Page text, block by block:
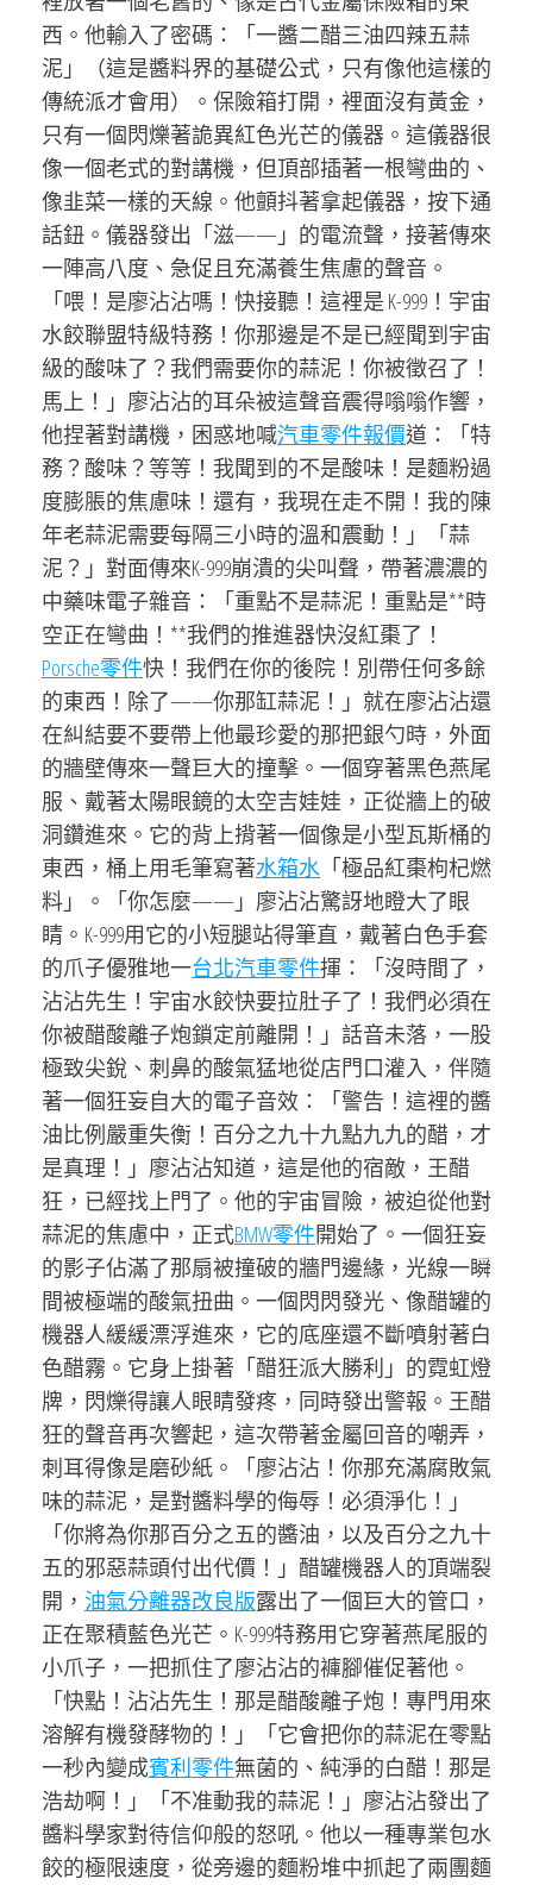
西。他輸入了密碼：「一醬二醋三油四辣五蒜
泥」（這是醬料界的基礎公式，只有像他這樣的
傳統派才會用）。保險箱打開，裡面沒有黃金，
只有一個閃爍著詭異紅色光芒的儀器。這儀器很
像一個老式的對講機，但頂部插著一根彎曲的、
像韭菜一樣的天線。他顫抖著拿起儀器，按下通
話鈕。儀器發出「滋——」的電流聲，接著傳來
一陣高八度、急促且充滿養生焦慮的聲音。
「喂！是廖沾沾嗎！快接聽！這裡是 K-999！宇宙
水餃聯盟特級特務！你那邊是不是已經聞到宇宙
級的酸味了？我們需要你的蒜泥！你被徵召了！
馬上！」廖沾沾的耳朵被這聲音震得嗡嗡作響，
他捏著對講機，困惑地喊汽車零件報價道：「特
務？酸味？等等！我聞到的不是酸味！是麵粉過
度膨脹的焦慮味！還有，我現在走不開！我的陳
年老蒜泥需要每隔三小時的溫和震動！」「蒜
泥？」對面傳來K-999崩潰的尖叫聲，帶著濃濃的
中藥味電子雜音：「重點不是蒜泥！重點是**時
空正在彎曲！**我們的推進器快沒紅棗了！
Porsche零件快！我們在你的後院！別帶任何多餘
的東西！除了——你那缸蒜泥！」就在廖沾沾還
在糾結要不要帶上他最珍愛的那把銀勺時，外面
的牆壁傳來一聲巨大的撞擊。一個穿著黑色燕尾
服、戴著太陽眼鏡的太空吉娃娃，正從牆上的破
洞鑽進來。它的背上揹著一個像是小型瓦斯桶的
東西，桶上用毛筆寫著水箱水 「極品紅棗枸杞燃
料」。「你怎麼——」廖沾沾驚訝地瞪大了眼
睛。K-999用它的小短腿站得筆直，戴著白色手套
的爪子優雅地一台北汽車零件揮：「沒時間了，
沾沾先生！宇宙水餃快要拉肚子了！我們必須在
你被醋酸離子炮鎖定前離開！」話音未落，一股
極致尖銳、刺鼻的酸氣猛地從店門口灌入，伴隨
著一個狂妄自大的電子音效：「警告！這裡的醬
油比例嚴重失衡！百分之九十九點九九的醋，才
是真理！」廖沾沾知道，這是他的宿敵，王醋
狂，已經找上門了。他的宇宙冒險，被迫從他對
蒜泥的焦慮中，正式BMW零件開始了。一個狂妄
的影子佔滿了那扇被撞破的牆門邊緣，光線一瞬
間被極端的酸氣扭曲。一個閃閃發光、像醋罐的
機器人緩緩漂浮進來，它的底座還不斷噴射著白
色醋霧。它身上掛著「醋狂派大勝利」的霓虹燈
牌，閃爍得讓人眼睛發疼，同時發出警報。王醋
狂的聲音再次響起，這次帶著金屬回音的嘲弄，
刺耳得像是磨砂紙。「廖沾沾！你那充滿腐敗氣
味的蒜泥，是對醬料學的侮辱！必須淨化！」
「你將為你那百分之五的醬油，以及百分之九十
五的邪惡蒜頭付出代價！」醋罐機器人的頂端裂
開， 油氣分離器改良版露出了一個巨大的管口，
正在聚積藍色光芒。K-999特務用它穿著燕尾服的
小爪子，一把抓住了廖沾沾的褲腳催促著他。
「快點！沾沾先生！那是醋酸離子炮！專門用來
溶解有機發酵物的！」「它會把你的蒜泥在零點
一秒內變成賓利零件無菌的、純淨的白醋！那是
浩劫啊！」「不准動我的蒜泥！」廖沾沾發出了
醬料學家對待信仰般的怒吼。他以一種專業包水
餃的極限速度，從旁邊的麵粉堆中抓起了兩團麵